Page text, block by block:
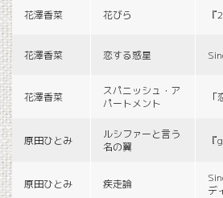
花澤香菜 花びら 『
花澤香菜 恋する惑星
花澤香菜
スパニッシュ・ア
パートメント
原田ひとみ
ルシファーと言う
名の翼
『
原田ひとみ 疾走論
デ